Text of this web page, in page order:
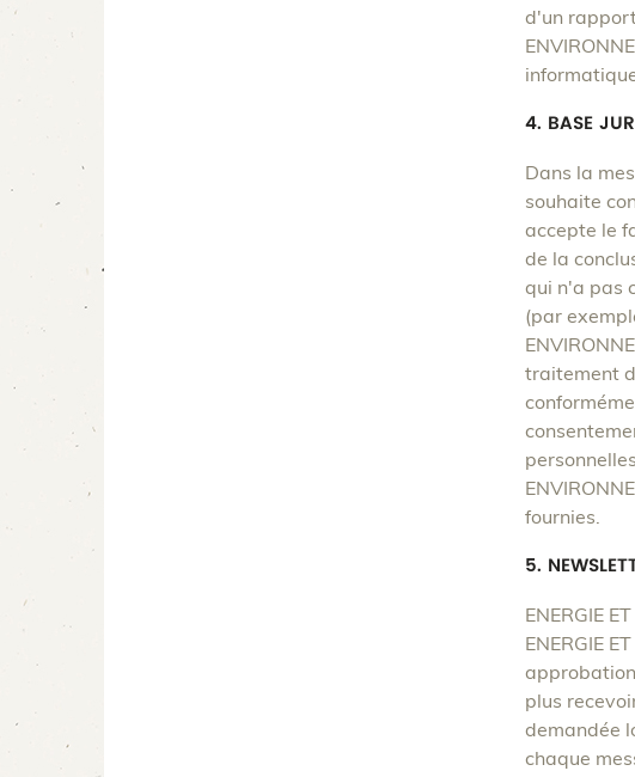
d'un
4. BASE
Dans la
souhaite
accepte le
de la
qui n'a pas
(par
traitement
fournies.
5.
ENERGIE
ENERGIE
plus
demandée
chaque